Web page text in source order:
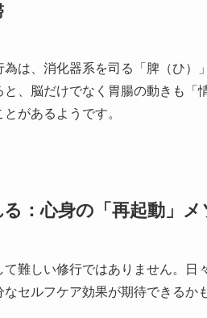
為は、消化器系を司る「脾（ひ
、脳だけでなく胃腸の動きも「
があるようです。
：心身の「再起動」メ
難しい修行ではありません。日
セルフケア効果が期待できるか